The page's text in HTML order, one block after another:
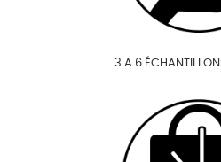
3 A 6